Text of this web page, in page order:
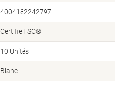
4004182242797
Certifié FSC®
10 Unités
Blanc